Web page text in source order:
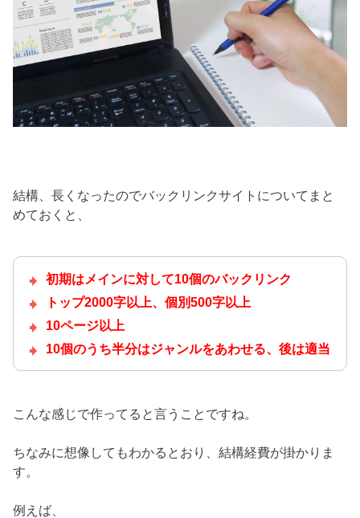
結構、長くなったのでバックリンクサイトについてまと
めておくと、
初期はメインに対して10個のバックリンク
トップ2000字以上、個別500字以上
10ページ以上
10個のうち半分はジャンルをあわせる、後は適当
こんな感じで作ってると言うことですね。
ちなみに想像してもわかるとおり、結構経費が掛かりま
す。
例えば、